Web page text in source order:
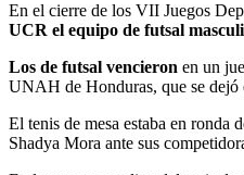
En el cierre de los VII Juegos
UCR el equipo de futsal
Los de futsal vencieron en un
UNAH de Honduras, que se dejó
El tenis de mesa estaba en
Shadya Mora ante sus